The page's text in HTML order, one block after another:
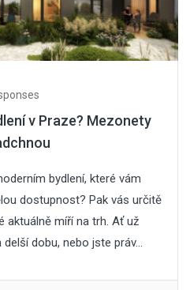
v Praze? Mezonety
bydlení, které vám
dostupnost? Pak vás určitě
aktuálně míří na trh. Ať už
dobu, nebo jste práv...